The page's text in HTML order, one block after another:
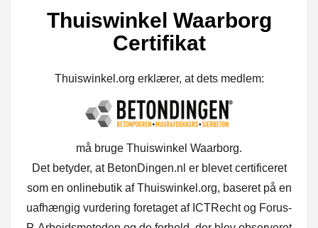
Thuiswinkel Waarborg
Certifikat
Thuiswinkel.org erklærer, at dets medlem:
må bruge Thuiswinkel Waarborg.
Det betyder, at BetonDingen.nl er blevet certificeret
som en onlinebutik af Thuiswinkel.org, baseret på en
uafhængig vurdering foretaget af ICTRecht og Forus-